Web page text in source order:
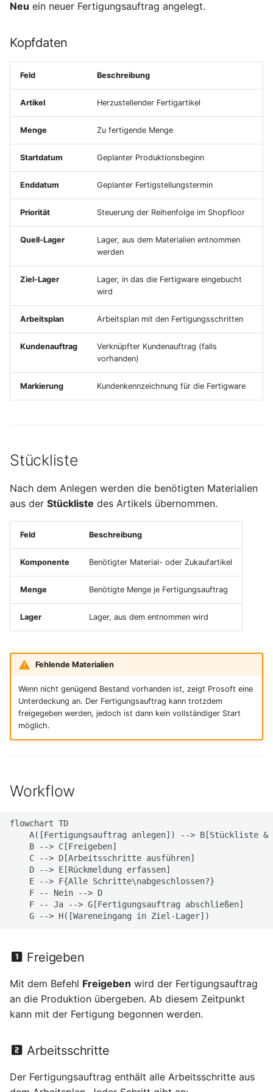
i
i
t
Versandarten
Länder
Produktkonfiguratoren
Notizen
Datenimport
Suchen und Filtern
Sachkonten
Steuersätze und
Steuerschlüssel
SEPA-Lastschriftmandate
Factoring
Profit-Center
Kostenarten
Bankkontoübersicht
Diamant-Integration
Controlling
Rechnungen
Verträge
Lieferpläne
Preislisten
Verkaufskonditionen
Rabattgruppen
Frachttarife
Verfügbarkeitsübersicht
Terminmonitor
Absatzpläne
Änderungsaufträge
Zuschlagskonfigurationen
Einkaufsauswertungen
Seriennummern
Versorgungsbereiche
Bestandskorrektur
Sperrungen
Lagerprotokoll
Bedarfsübersicht
Dispoübersicht
Packungsübersicht
Ladungsträger
Verpackungseinheiten
Bewertungsschemas
Wareneingangsbereiche
Produktionsauftrags-Netz
Arbeitsplan ergänzen
Freigeben und
Fertigstellung
Fremdfertigung
Belegverkettung
Erwartete Wareneingänge
Versanddienstleister
Reklamationen
Anwesenheit
NFC-Tags
Neu ein neuer Fertigungsauftrag angelegt.
Kopfdaten
Feld Beschreibung
Artikel Herzustellender Fertigartikel
Menge Zu fertigende Menge
Startdatum Geplanter Produktionsbeginn
Enddatum Geplanter Fertigstellungstermin
Priorität Steuerung der Reihenfolge im Shopfloor
Quell-Lager
Lager, aus dem Materialien entnommen
werden
Ziel-Lager
Lager, in das die Fertigware eingebucht
wird
Arbeitsplan Arbeitsplan mit den Fertigungsschritten
Kundenauftrag
Verknüpfter Kundenauftrag (falls
vorhanden)
Markierung Kundenkennzeichnung für die Fertigware
Stückliste
Nach dem Anlegen werden die benötigten Materialien
aus der Stückliste des Artikels übernommen.
Feld Beschreibung
Komponente Benötigter Material- oder Zukaufartikel
Menge Benötigte Menge je Fertigungsauftrag
Lager Lager, aus dem entnommen wird
Fehlende Materialien
Wenn nicht genügend Bestand vorhanden ist, zeigt Prosoft eine
Unterdeckung an. Der Fertigungsauftrag kann trotzdem
freigegeben werden, jedoch ist dann kein vollständiger Start
möglich.
Workflow
flowchart TD
A([Fertigungsauftrag anlegen]) --> B[Stückliste &
    B --> C[Freigeben]
    C --> D[Arbeitsschritte ausführen]
    D --> E[Rückmeldung erfassen]
    E --> F{Alle Schritte\nabgeschlossen?}
    F -- Nein --> D
    F -- Ja --> G[Fertigungsauftrag abschließen]
    G --> H([Wareneingang in Ziel-Lager])
Freigeben
Mit dem Befehl Freigeben wird der Fertigungsauftrag
an die Produktion übergeben. Ab diesem Zeitpunkt
kann mit der Fertigung begonnen werden.
Arbeitsschritte
Der Fertigungsauftrag enthält alle Arbeitsschritte aus